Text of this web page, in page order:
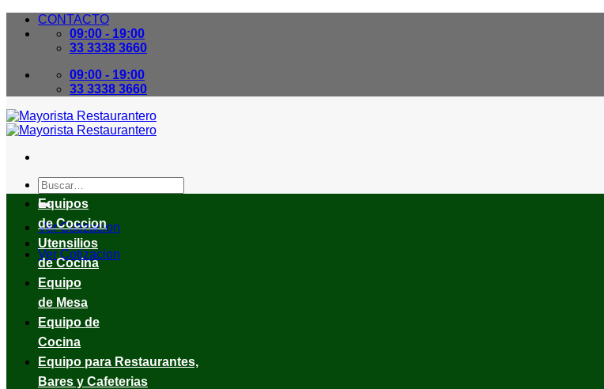
Skip
CONTACTO
09:00 - 19:00
33 3338 3660
09:00 - 19:00
33 3338 3660
Buscar
por:
Ver Cotizacion
Ver Cotizacion
Equipos
de Coccion
Utensilios
de Cocina
Equipo
de Mesa
Equipo de
Cocina
Equipo para Restaurantes,
Bares y Cafeterias